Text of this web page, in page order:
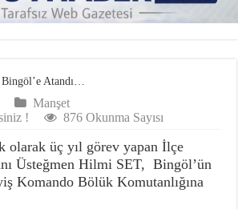
Atandı…
Manşet
!
876 Okunma Sayısı
olarak üç yıl görev yapan İlçe
Üsteğmen Hilmi SET, Bingöl’ün
Komando Bölük Komutanlığına